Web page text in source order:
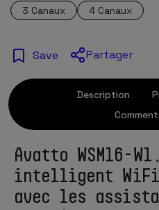
3 Canaux
4 Canaux
Save Partager
Description
Avatto WSM16-
intelligent WiFi
avec les